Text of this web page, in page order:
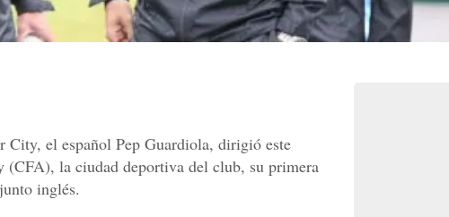
City, el español Pep Guardiola, dirigió este
(CFA), la ciudad deportiva del club, su primera
inglés.